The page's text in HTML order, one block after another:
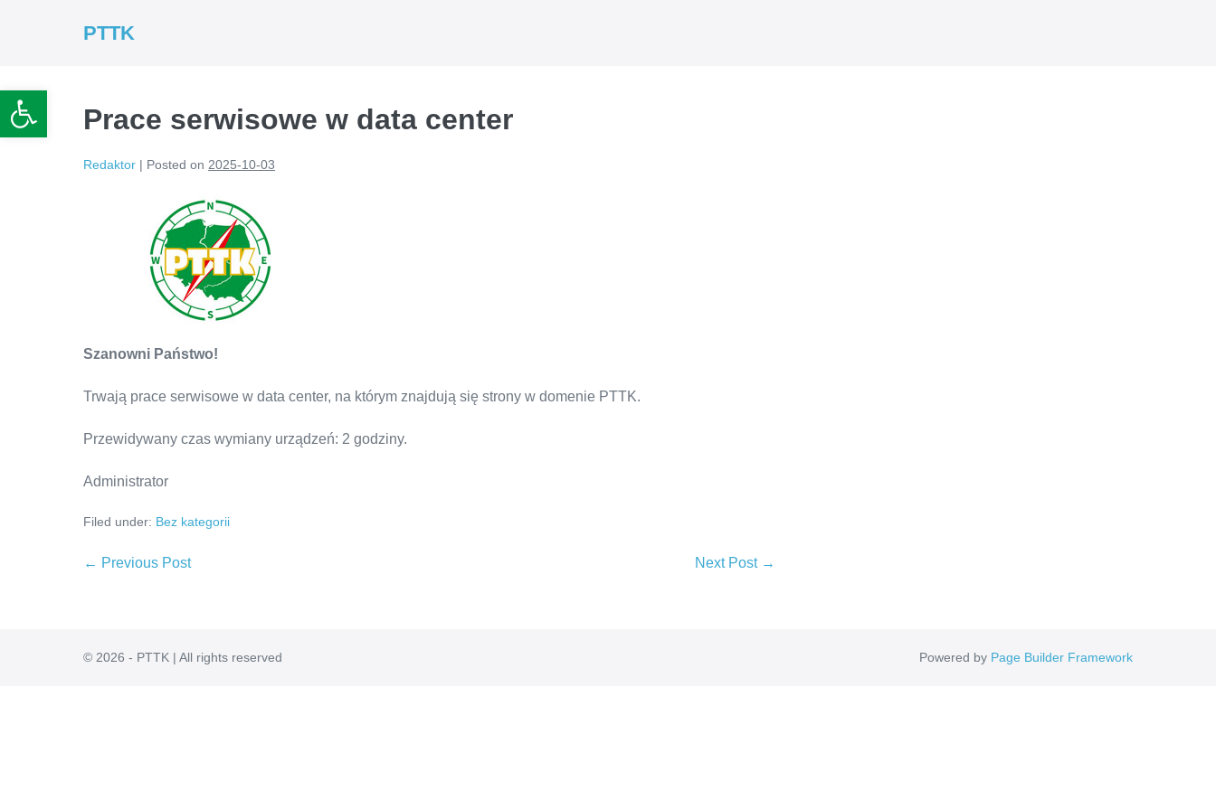
Otwórz pasek narzędzi
PTTK
Prace serwisowe w data center
Redaktor | Posted on 2025-10-03
Szanowni Państwo!
Trwają prace serwisowe w data center, na którym znajdują się strony w domenie PTTK.
Przewidywany czas wymiany urządzeń: 2 godziny.
Administrator
Filed under: Bez kategorii
Post
← Previous Post Next Post →
© 2026 - PTTK | All rights reserved Powered by Page Builder Framework